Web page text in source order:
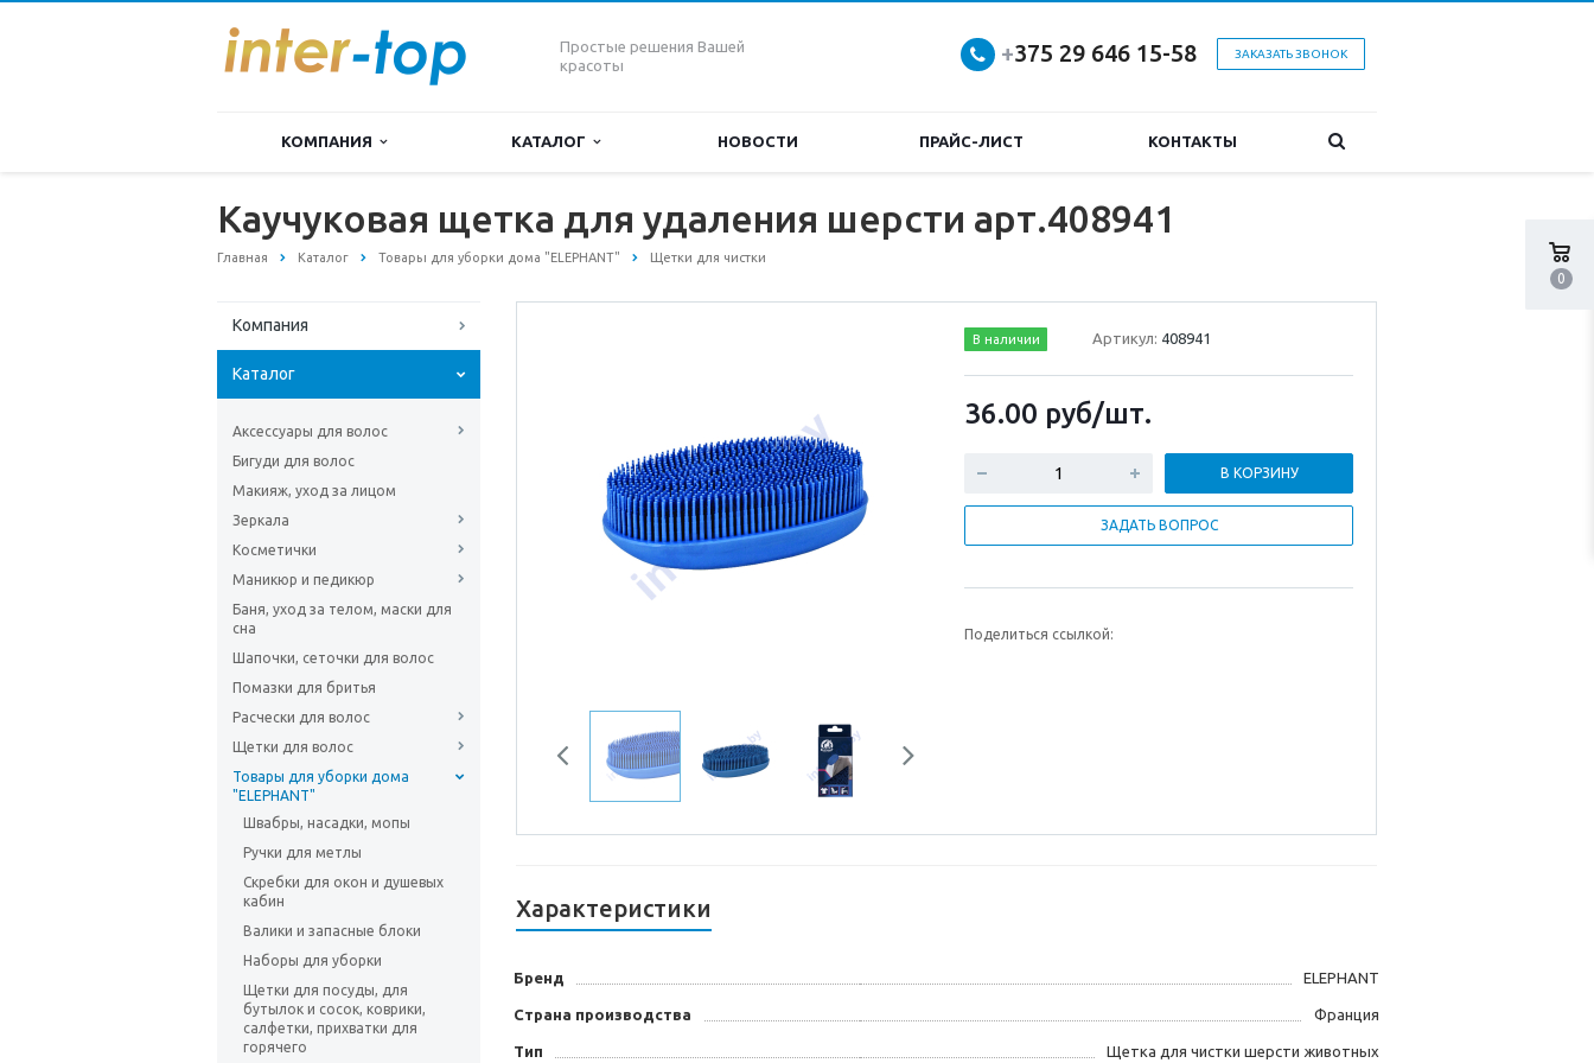
0
Простые решения Вашей
красоты
ЗАКАЗАТЬ ЗВОНОК
+375 29 646 15-58
КОМПАНИЯ КАТАЛОГ НОВОСТИ ПРАЙС-ЛИСТ КОНТАКТЫ
Каучуковая щетка для удаления шерсти арт.408941
Главная Каталог Товары для уборки дома "ELEPHANT" Щетки для чистки
Компания
Каталог
Аксессуары для волос
Бигуди для волос
Макияж, уход за лицом
Зеркала
Косметички
Маникюр и педикюр
Баня, уход за телом, маски для
сна
Шапочки, сеточки для волос
Помазки для бритья
Расчески для волос
Щетки для волос
Товары для уборки дома
"ELEPHANT"
Швабры, насадки, мопы
Ручки для метлы
Скребки для окон и душевых
кабин
Валики и запасные блоки
Наборы для уборки
Щетки для посуды, для
бутылок и сосок, коврики,
салфетки, прихватки для
горячего
Previous Next
В наличии Артикул: 408941
36.00 руб/шт.
В КОРЗИНУ
ЗАДАТЬ ВОПРОС
Поделиться ссылкой:
Характеристики
Бренд ELEPHANT
Страна производства Франция
Тип Щетка для чистки шерсти животных